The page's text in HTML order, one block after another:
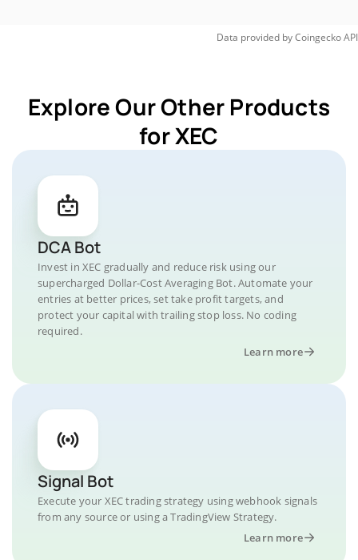
Data provided byCoingeckoAPI
Explore Our Other Products
for XEC
DCA Bot
Invest in XEC gradually and reduce risk using our
supercharged Dollar-Cost Averaging Bot. Automate your
entries at better prices, set take profit targets, and
protect your capital with trailing stop loss. No coding
required.
Learn more
Signal Bot
Execute your XEC trading strategy using webhook signals
from any source or using a TradingView Strategy.
Learn more